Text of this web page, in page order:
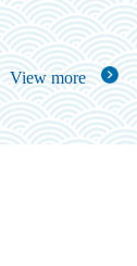
View more